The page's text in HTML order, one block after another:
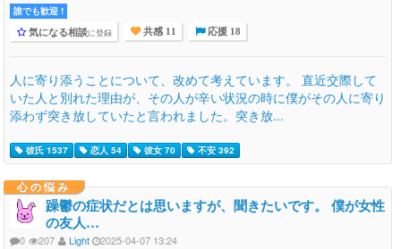
誰でも歓迎 !
気になる相談に登録 共感 11 応援 18
人に寄り添うことについて、改めて考えています。 直近交際して
いた人と別れた理由が、その人が辛い状況の時に僕がその人に寄り
添わず突き放していたと言われました。突き放...
彼氏 1537 恋人 54 彼女 70 不安 392
心の悩み
躁鬱の症状だとは思いますが、聞きたいです。 僕が女性
の友人…
0 207 Light 2025-04-07 13:24